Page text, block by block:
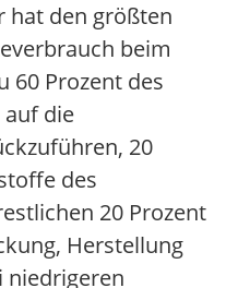
hat den größten
beim
60 Prozent des
auf die
20
des
20 Prozent
Herstellung
niedrigeren